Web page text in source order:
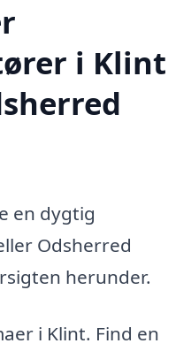
i Klint
en dygtig
Odsherred
herunder.
i Klint. Find en